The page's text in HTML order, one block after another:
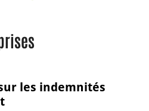
les indemnités